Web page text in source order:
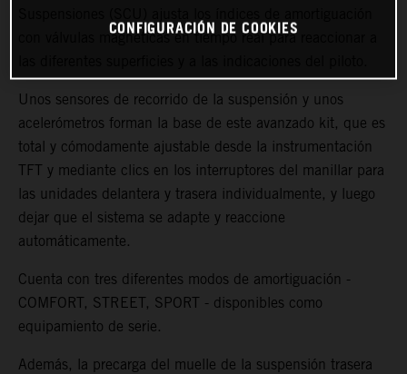
con válvulas magnéticas en tiempo real para reaccionar a
Unos sensores de recorrido de la suspensión y unos
acelerómetros forman la base de este avanzado kit, que es
total y cómodamente ajustable desde la instrumentación
TFT y mediante clics en los interruptores del manillar para
las unidades delantera y trasera individualmente, y luego
dejar que el sistema se adapte y reaccione
automáticamente.
Cuenta con tres diferentes modos de amortiguación -
COMFORT, STREET, SPORT - disponibles como
equipamiento de serie.
Además, la precarga del muelle de la suspensión trasera
CONFIGURACIÓN DE COOKIES